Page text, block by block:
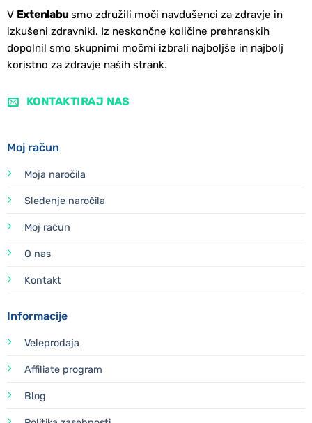
V Extenlabusmo združili moči navdušenci za zdravje in
izkušeni zdravniki. Iz neskončne količine prehranskih
dopolnil smo skupnimi močmi izbrali najboljše in najbolj
koristno za zdravje naših strank.
KONTAKTIRAJ NAS
Moj račun
Moja naročila
Sledenje naročila
Moj račun
O nas
Kontakt
Informacije
Veleprodaja
Affiliate program
Blog